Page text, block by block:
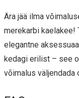
Ära jää ilma
merekarbi kaelakee!
elegantne
kedagi erilist – see
võimalus väljendada